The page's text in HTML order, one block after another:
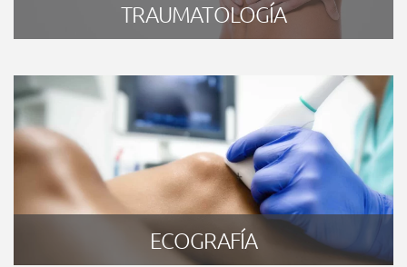
TRAUMATOLOGÍA
ECOGRAFÍA